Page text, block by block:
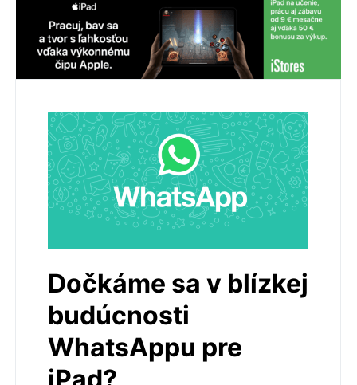
Dočkáme sa v blízkej
budúcnosti
WhatsAppu pre